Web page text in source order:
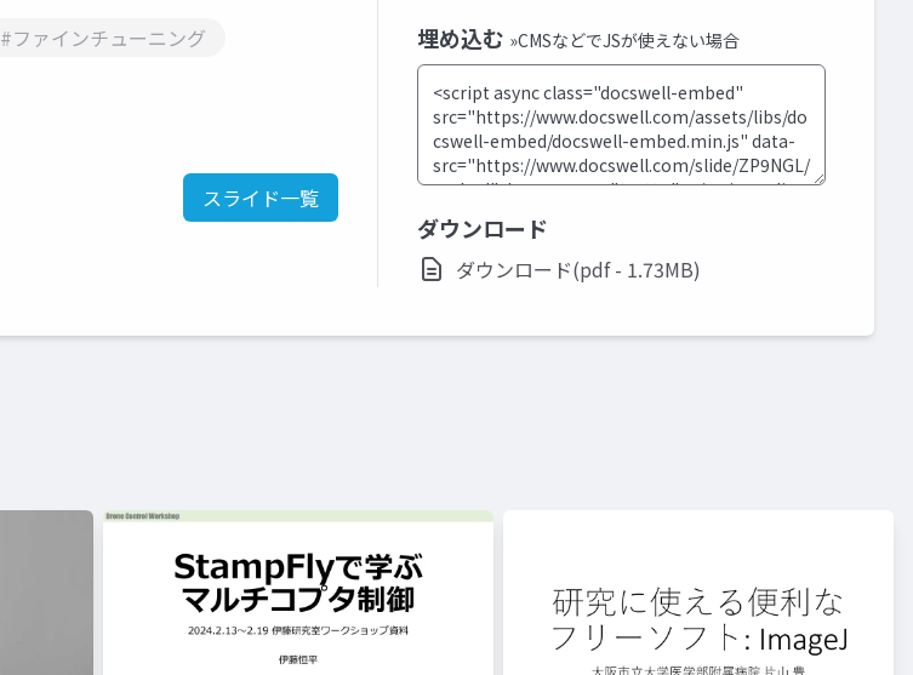
#ファインチューニング
スライド一覧
埋め込む »CMSなどでJSが使えない場合
ダウンロード
ダウンロード(pdf - 1.73MB)